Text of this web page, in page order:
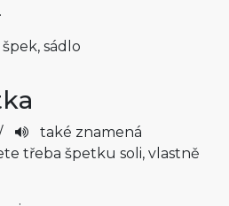
špek, sádlo
také znamená
třeba špetku soli, vlastně